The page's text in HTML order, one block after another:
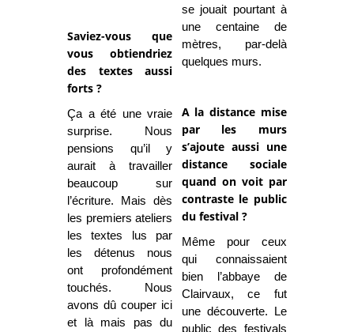
Saviez-vous que
vous obtiendriez
des textes aussi
forts ?
Ça a été une vraie
surprise. Nous
pensions qu’il y
aurait à travailler
beaucoup sur
l’écriture. Mais dès
les premiers ateliers
les textes lus par
les détenus nous
ont profondément
touchés. Nous
avons dû couper ici
et là mais pas du
se jouait pourtant à
une centaine de
mètres, par-delà
quelques murs.
A la distance mise
par les murs
s’ajoute aussi une
distance sociale
quand on voit par
contraste le public
du festival ?
Même pour ceux
qui connaissaient
bien l’abbaye de
Clairvaux, ce fut
une découverte. Le
public des festivals